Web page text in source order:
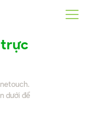
trực
dưới để